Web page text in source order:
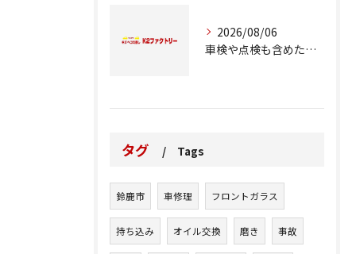
2026/08/06
車検や点検も含めた車修理の重要ポイント解説
タグ Tags
鈴鹿市 車修理 フロントガラス
持ち込み オイル交換 磨き 事故